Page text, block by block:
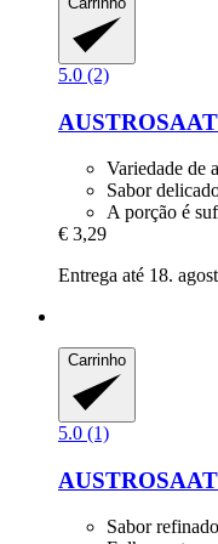
5.0 (2)
AUSTROSAAT
Variedade de
Sabor
A porção é
€ 3,29
Entrega até 18.
Carrinho
5.0 (1)
AUSTROSAAT
Sabor refinado